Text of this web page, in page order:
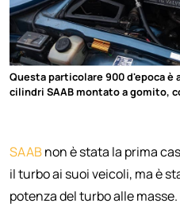
Questa particolare 900 d'epoca
cilindri SAAB montato a gomito,
SAABnon è stata la prima
il turbo ai suoi veicoli, ma è
potenza del turbo alle masse.